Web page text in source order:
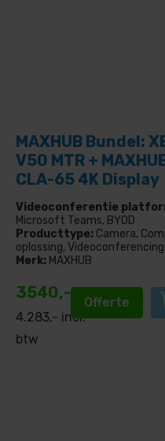
MAXHUB Bundel:
V50 MTR +
CLA-65 4K Display
Videoconferentie
Microsoft Teams, BYOD
Producttype: Camera,
oplossing, Videoconferencing
Merk: MAXHUB
3540,-
4.283,- incl.
btw
Offerte